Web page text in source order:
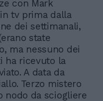
con Mark
tv prima dalla
dei settimanali,
state
ma nessuno dei
ha ricevuto la
A data da
Terzo mistero
nodo da sciogliere